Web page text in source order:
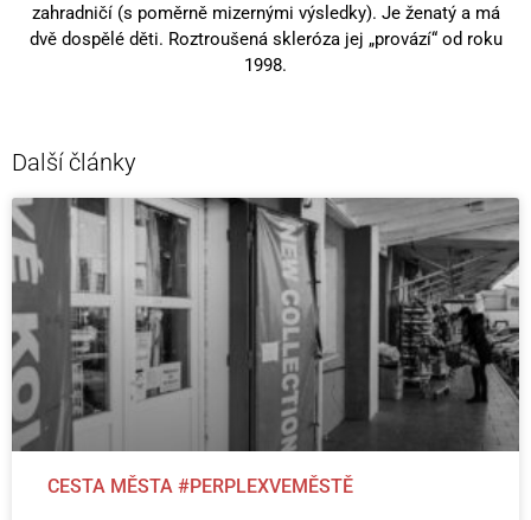
zahradničí (s poměrně mizernými výsledky). Je ženatý a má
dvě dospělé děti. Roztroušená skleróza jej „provází“ od roku
1998.
Další články
CESTA MĚSTA #PERPLEXVEMĚSTĚ